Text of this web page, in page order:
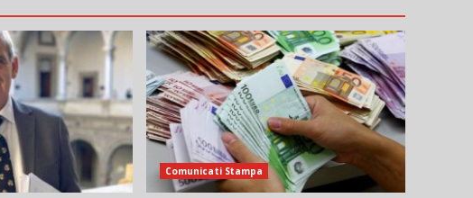
Comunicati Stampa